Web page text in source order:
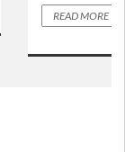
READ MORE